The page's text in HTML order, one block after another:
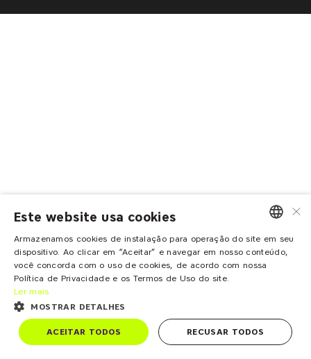
PORTUGUESE
×
Este website usa cookies
Armazenamos cookies de instalação para operação do site em seu
dispositivo. Ao clicar em “Aceitar” e navegar em nosso conteúdo,
você concorda com o uso de cookies, de acordo com nossa
Política de Privacidade e os Termos de Uso do site.
Ler mais
MOSTRAR DETALHES
ACEITAR TODOS RECUSAR TODOS